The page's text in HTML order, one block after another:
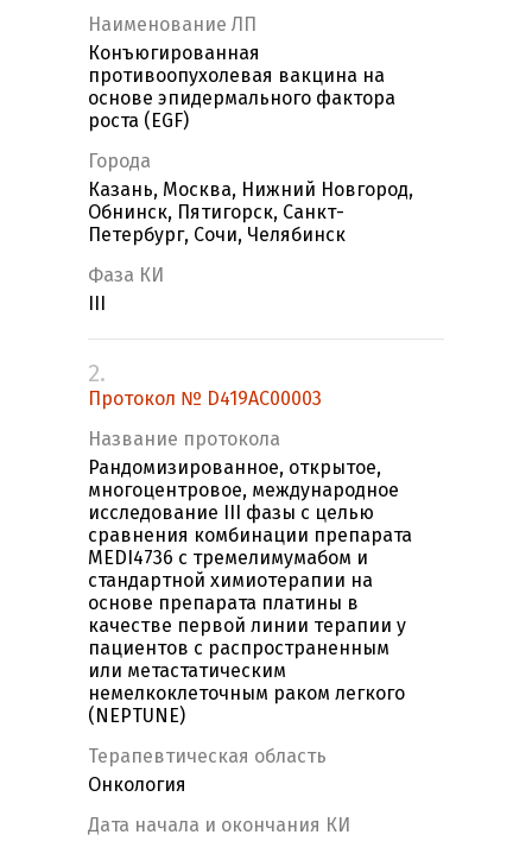
Наименование ЛП
Конъюгированная
противоопухолевая вакцина на
основе эпидермального фактора
роста (EGF)
Города
Казань, Москва, Нижний Новгород,
Обнинск, Пятигорск, Санкт-
Петербург, Сочи, Челябинск
Фаза КИ
2.
Протокол № D419AC00003
Название протокола
Рандомизированное, открытое,
многоцентровое, международное
исследование III фазы с целью
сравнения комбинации препарата
MEDI4736 с тремелимумабом и
стандартной химиотерапии на
основе препарата платины в
качестве первой линии терапии у
пациентов с распространенным
или метастатическим
немелкоклеточным раком легкого
(NEPTUNE)
Терапевтическая область
Онкология
Дата начала и окончания КИ